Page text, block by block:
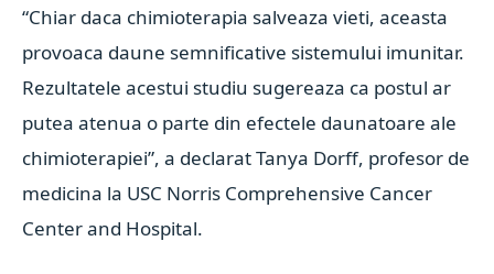
“Chiar daca chimioterapia salveaza vieti, aceasta
provoaca daune semnificative sistemului imunitar.
Rezultatele acestui studiu sugereaza ca postul ar
putea atenua o parte din efectele daunatoare ale
chimioterapiei”, a declarat Tanya Dorff, profesor de
medicina la USC Norris Comprehensive Cancer
Center and Hospital.